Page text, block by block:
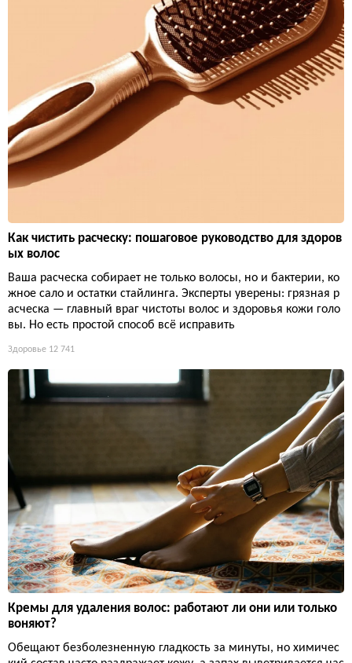
Как чистить расческу: пошаговое руководство для здоров
ых волос
Ваша расческа собирает не только волосы, но и бактерии, ко
жное сало и остатки стайлинга. Эксперты уверены: грязная р
асческа — главный враг чистоты волос и здоровья кожи голо
вы. Но есть простой способ всё исправить
Здоровье 12 741
Кремы для удаления волос: работают ли они или только
воняют?
Обещают безболезненную гладкость за минуты, но химичес